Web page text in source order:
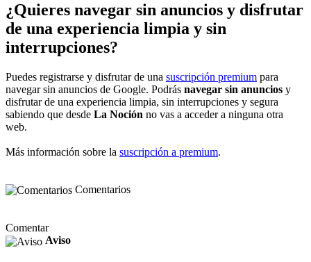
¿Quieres navegar sin anuncios y disfrutar
de una experiencia limpia y sin
interrupciones?
Puedes registrarse y disfrutar de una suscripción premium para
navegar sin anuncios de Google. Podrás navegar sin anuncios y
disfrutar de una experiencia limpia, sin interrupciones y segura
sabiendo que desde La Noción no vas a acceder a ninguna otra
web.
Más información sobre la suscripción a premium.
Comentarios
Comentar
Aviso